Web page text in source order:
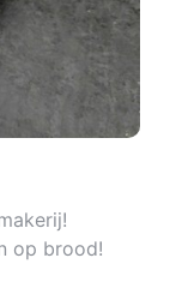
op brood!